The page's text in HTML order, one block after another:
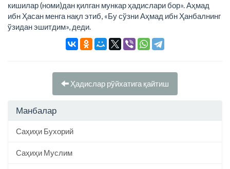
кишилар (номи)дан қилган мункар ҳадислари бор». Аҳмад
ибн Ҳасан менга нақл этиб, «Бу сўзни Аҳмад ибн Ҳанбалнинг
ўзидан эшитдим», деди.
Ҳадислар рўйхатига қайтиш
Манбалар
Саҳиҳи Бухорий
Саҳиҳи Муслим